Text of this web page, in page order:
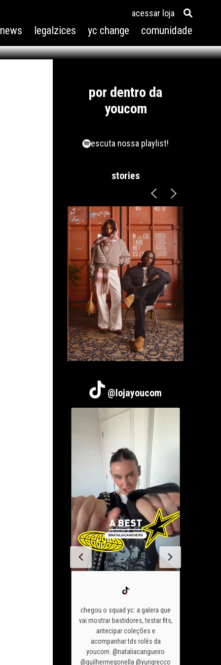
legalzices yc change comunidade
acessar loja
por dentro da
youcom
escuta nossa playlist!
stories
@lojayoucom
chegou o squad yc: a galera que
vai mostrar bastidores, testar fits,
antecipar coleções e
acompanhar tds rolês da
youcom. @nataliacangueiro
@guilhermegonella @yurigrecco